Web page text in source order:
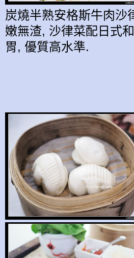
炭燒半熟安格斯牛肉沙
嫩無渣, 沙律菜配日式
胃, 優質高水準.